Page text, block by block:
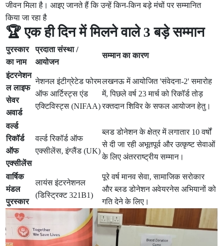
जीवन मिला है। आइए जानते हैं कि उन्हें किन-किन बड़े मंचों पर सम्मानित
किया जा रहा है
🏆 एक ही दिन में मिलने वाले 3 बड़े सम्मान
पुरस्कार
का नाम
प्रदाता संस्था /
आयोजन
सम्मान का कारण
इंटरनेशन
ल लाइफ
सेवर
अवार्ड
नेशनल इंटीग्रेटेड फोरम
ऑफ आर्टिस्ट्स एंड
एक्टिविस्ट्स (NIFAA)
लखनऊ में आयोजित 'संवेदना-2' समारोह
में, पिछले वर्ष 23 मार्च को रिकॉर्ड तोड़
रक्तदान शिविर के सफल आयोजन हेतु।
वर्ल्ड
रिकॉर्ड
ऑफ
एक्सीलेंस
वर्ल्ड रिकॉर्ड ऑफ
एक्सीलेंस, इंग्लैंड (UK)
ब्लड डोनेशन के क्षेत्र में लगातार 10 वर्षों
से दी जा रही अभूतपूर्व और उत्कृष्ट सेवाओं
के लिए अंतरराष्ट्रीय सम्मान।
वार्षिक
मंडल
पुरस्कार
लायंस इंटरनेशनल
(डिस्ट्रिक्ट 321B1)
पूरे वर्ष मानव सेवा, सामाजिक सरोकार
और ब्लड डोनेशन अवेयरनेस अभियानों को
गति देने के लिए।